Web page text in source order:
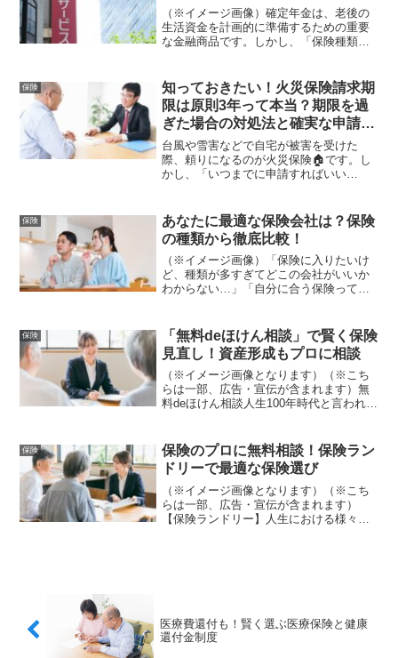
（※イメージ画像）確定年金は、老後の
生活資金を計画的に準備するための重要
な金融商品です。しかし、「保険種類」
に、確定年金に加入している場合、毎年
行う年末調整において、保険...
保険
知っておきたい！火災保険請求期
限は原則3年って本当？期限を過
ぎた場合の対処法と確実な申請の
コツを徹底解説
台風や雪害などで自宅が被害を受けた
際、頼りになるのが火災保険🏠です。し
かし、「いつまでに申請すればいい
は法律で定められた明確なルールが存在
します。この期限を知らずに放置してし
まうと、本来受け取れるはずの保険金が
もらえなくなるリスク😢があるのです。
本記事では、長年住宅トラブルや保険相
談を見てきた専門的な視点から、火災保
す。大切なマイホームを守るための重要
な知識となりますので、ぜひ最後までお
読みください。
保険
あなたに最適な保険会社は？保険
の種類から徹底比較！
（※イメージ画像）「保険に入りたいけ
ど、種類が多すぎてどこの会社がいいか
わからない…」「自分に合う保険って一
自動車保険など、保険には数多くの種類
があり、それぞれの保険会...
保険
「無料deほけん相談」で賢く保険
見直し！資産形成もプロに相談
（※イメージ画像となります）（※こち
らは一部、広告・宣伝が含まれます）無
料deほけん相談人生100年時代と言われる
専門的な知識が必要となるため、FP（フ
ァイナンシャルプ...
保険
保険のプロに無料相談！保険ラン
ドリーで最適な保険選び
（※イメージ画像となります）（※こち
らは一部、広告・宣伝が含まれます）
【保険ランドリー】人生における様々な
医療費還付も！賢く選ぶ医療保険と健康
還付金制度